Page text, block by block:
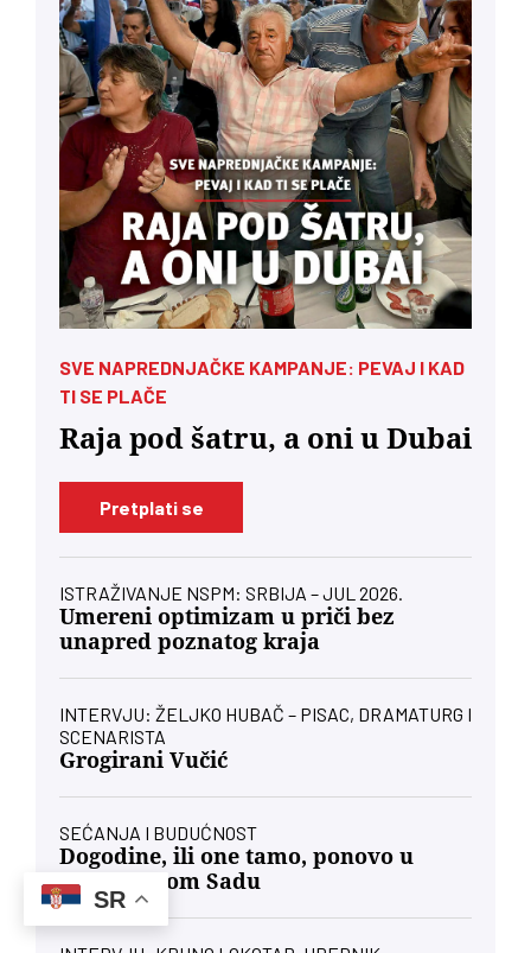
SVE NAPREDNJAČKE KAMPANJE: PEVAJ I KAD
TI SE PLAČE
Raja pod šatru, a oni u Dubai
Pretplati se
ISTRAŽIVANJE NSPM: SRBIJA – JUL 2026.
Umereni optimizam u priči bez
unapred poznatog kraja
INTERVJU: ŽELJKO HUBAČ – PISAC, DRAMATURG I
SCENARISTA
Grogirani Vučić
SEĆANJA I BUDUĆNOST
Dogodine, ili one tamo, ponovo u
svom Novom Sadu
SR